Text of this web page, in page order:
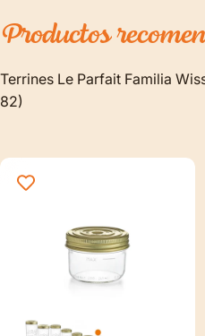
Productos
Terrines Le Parfait Familia
82)